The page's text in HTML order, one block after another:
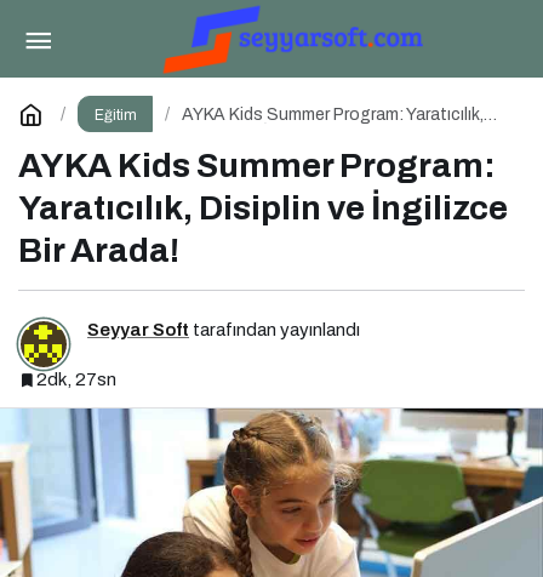
Eğitim
AYKA Kids Summer Program: Yaratıcılık,
AYKA Kids Summer Program:
Yaratıcılık, Disiplin ve İngilizce
Bir Arada!
Seyyar Soft tarafından yayınlandı
2dk, 27sn
İstanbul Üniversitesi’nde Yeni Medya ve
Dergicilik Konuşuldu
Yorum Yap